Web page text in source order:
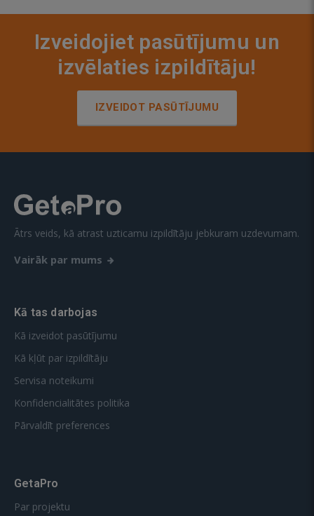
Izveidojiet pasūtījumu un
izvēlaties izpildītāju!
IZVEIDOT PASŪTĪJUMU
Ātrs veids, kā atrast uzticamu izpildītāju jebkuram uzdevumam.
Vairāk par mums
Kā tas darbojas
Kā izveidot pasūtījumu
Kā kļūt par izpildītāju
Servisa noteikumi
Konfidencialitātes politika
Pārvaldīt preferences
GetaPro
Par projektu